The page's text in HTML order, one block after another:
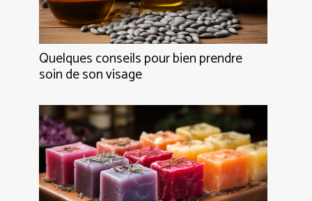
Quelques conseils pour bien prendre
soin de son visage